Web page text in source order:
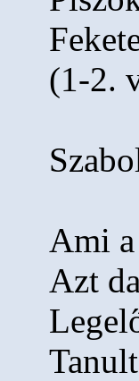
(1-2.
Ami
Azt